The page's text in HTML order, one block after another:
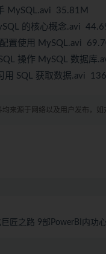
MySQL.avi 35.81M
的核心概念.avi
置使用 MySQL.avi
操作 MySQL 数据库
SQL 获取数据.avi
均来源于网络以及用户发布，
匠之路 9部PowerBI内功